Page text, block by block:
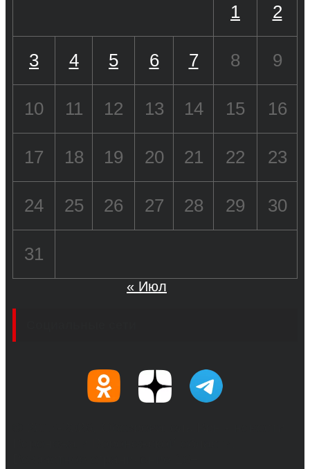
1 2
3 4 5 6 7 8 9
10 11 12 13 14 15 16
17 18 19 20 21 22 23
24 25 26 27 28 29 30
31
« Июл